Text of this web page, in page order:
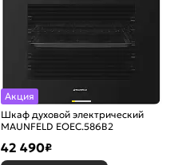
Акция
Шкаф духовой электрический
MAUNFELD EOEC.586B2
42 490₽